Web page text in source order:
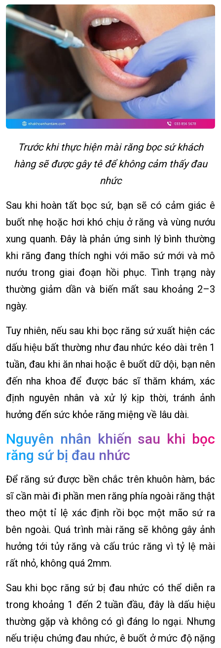
Trước khi thực hiện mài răng bọc sứ khách
hàng sẽ được gây tê để không cảm thấy đau
nhức
Sau khi hoàn tất bọc sứ, bạn sẽ có cảm giác ê
buốt nhẹ hoặc hơi khó chịu ở răng và vùng nướu
xung quanh. Đây là phản ứng sinh lý bình thường
khi răng đang thích nghi với mão sứ mới và mô
nướu trong giai đoạn hồi phục. Tình trạng này
thường giảm dần và biến mất sau khoảng 2–3
ngày.
Tuy nhiên, nếu sau khi bọc răng sứ xuất hiện các
dấu hiệu bất thường như đau nhức kéo dài trên 1
tuần, đau khi ăn nhai hoặc ê buốt dữ dội, bạn nên
đến nha khoa để được bác sĩ thăm khám, xác
định nguyên nhân và xử lý kịp thời, tránh ảnh
hưởng đến sức khỏe răng miệng về lâu dài.
Nguyên nhân khiến sau khi bọc
răng sứ bị đau nhức
Để răng sứ được bền chắc trên khuôn hàm, bác
sĩ cần mài đi phần men răng phía ngoài răng thật
theo một tỉ lệ xác định rồi bọc một mão sứ ra
bên ngoài. Quá trình mài răng sẽ không gây ảnh
hưởng tới tủy răng và cấu trúc răng vì tỷ lệ mài
rất nhỏ, không quá 2mm.
Sau khi bọc răng sứ bị đau nhức có thể diễn ra
trong khoảng 1 đến 2 tuần đầu, đây là dấu hiệu
thường gặp và không có gì đáng lo ngại. Nhưng
nếu triệu chứng đau nhức, ê buốt ở mức độ nặng